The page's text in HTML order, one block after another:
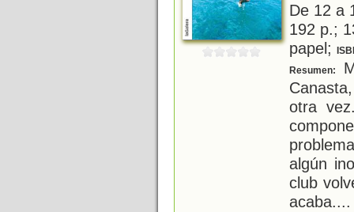
De 12 a
192 p.;
papel;
Resumen:
otra
algún
club
acaba....